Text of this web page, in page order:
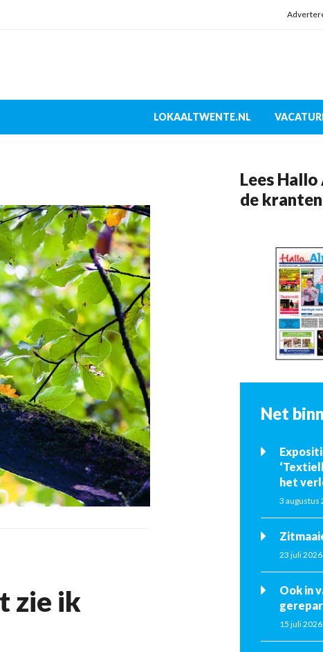
LOKAALTWENTE.NL
zie ik
Lees
de
Net
het
3 augustus
23 juli
Ook in
15 juli